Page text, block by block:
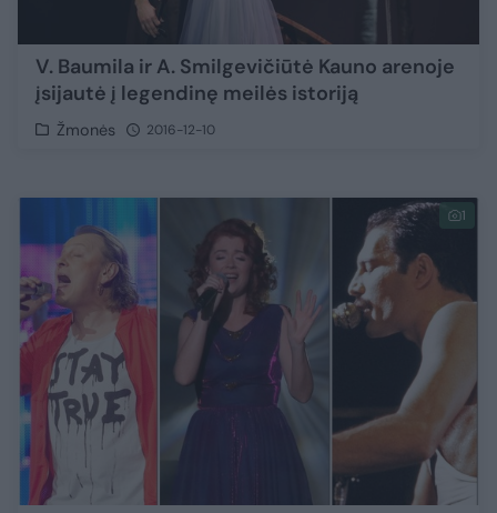
V. Baumila ir A. Smilgevičiūtė Kauno arenoje
įsijautė į legendinę meilės istoriją
Žmonės 2016-12-10
1